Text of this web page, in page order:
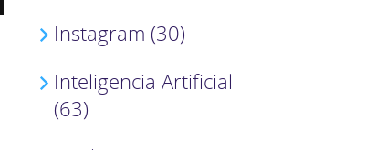
Instagram (30)
Inteligencia Artificial
(63)